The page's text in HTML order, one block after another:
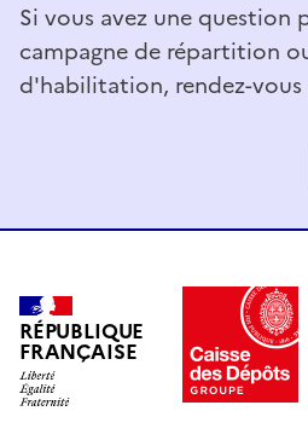
Si vous avez une question
campagne de répartition
d'habilitation, rendez-
RÉPUBLIQUE
FRANÇAISE